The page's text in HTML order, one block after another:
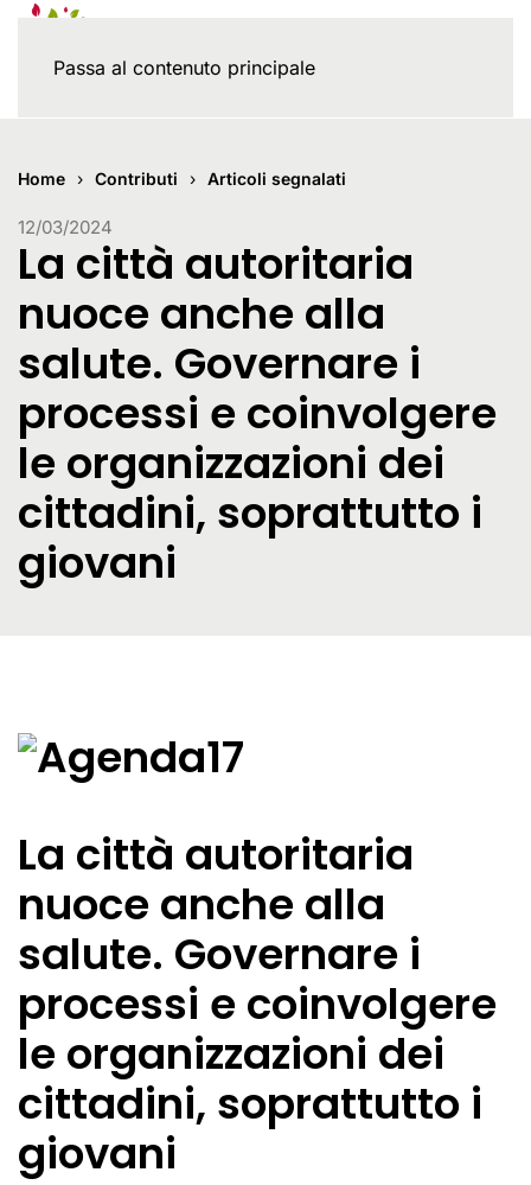
Passa al contenuto principale
Home Contributi Articoli segnalati
12/03/2024
La città autoritaria
nuoce anche alla
salute. Governare i
processi e coinvolgere
le organizzazioni dei
cittadini, soprattutto i
giovani
La città autoritaria
nuoce anche alla
salute. Governare i
processi e coinvolgere
le organizzazioni dei
cittadini, soprattutto i
giovani